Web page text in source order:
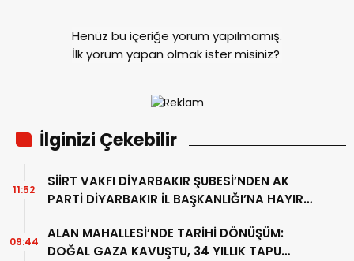
Henüz bu içeriğe yorum yapılmamış.
İlk yorum yapan olmak ister misiniz?
İlginizi Çekebilir
SİİRT VAKFI DİYARBAKIR ŞUBESİ’NDEN AK
PARTİ DİYARBAKIR İL BAŞKANLIĞI’NA HAYIRLI
11:52
ALAN MAHALLESİ’NDE TARİHİ DÖNÜŞÜM:
DOĞAL GAZA KAVUŞTU, 34 YILLIK TAPU
09:44